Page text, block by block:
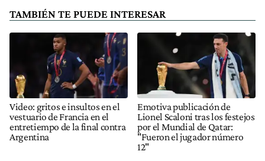
TAMBIÉN TE PUEDE INTERESAR
Video: gritos e insultos en el
vestuario de Francia en el
entretiempo de la final contra
Argentina
Emotiva publicación de
Lionel Scaloni tras los festejos
por el Mundial de Qatar:
"Fueron el jugador número
12"